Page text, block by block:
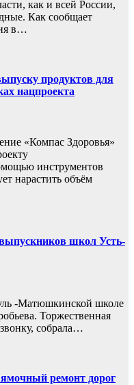
как и всей России,
Как сообщает
в…
продуктов для
нацпроекта
«Компас Здоровья»
инструментов
нарастить объём
школ Усть-
-Матюшкинской школе
Торжественная
собрала…
ремонт дорог